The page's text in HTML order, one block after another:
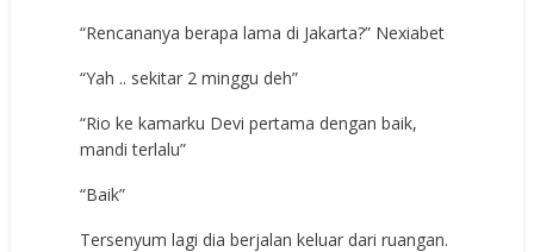
“Rencananya berapa lama di Jakarta?” Nexiabet
“Yah .. sekitar 2 minggu deh”
“Rio ke kamarku Devi pertama dengan baik,
mandi terlalu”
“Baik”
Tersenyum lagi dia berjalan keluar dari ruangan.